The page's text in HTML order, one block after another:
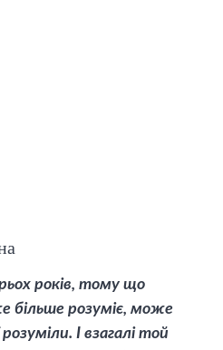
років, тому що
більше розуміє, може
І взагалі той